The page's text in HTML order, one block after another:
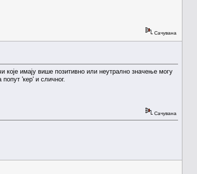
Сачувана
које имају више позитивно или неутрално значење могу
'кер' и сличног.
Сачувана